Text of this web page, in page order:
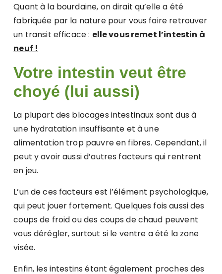
Quant à la bourdaine, on dirait qu’elle a été
fabriquée par la nature pour vous faire retrouver
un transit efficace : elle vous remet l’intestin à
neuf !
Votre intestin veut être
choyé (lui aussi)
La plupart des blocages intestinaux sont dus à
une hydratation insuffisante et à une
alimentation trop pauvre en fibres. Cependant, il
peut y avoir aussi d’autres facteurs qui rentrent
en jeu.
L’un de ces facteurs est l’élément psychologique,
qui peut jouer fortement. Quelques fois aussi des
coups de froid ou des coups de chaud peuvent
vous dérégler, surtout si le ventre a été la zone
visée.
Enfin, les intestins étant également proches des